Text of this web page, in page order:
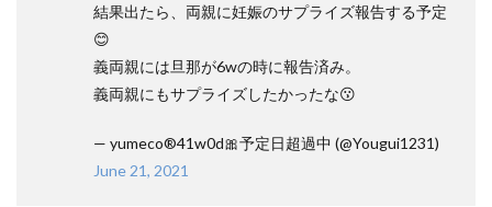
結果出たら、両親に妊娠のサプライズ報告する予定
😊
義両親には旦那が6wの時に報告済み。
義両親にもサプライズしたかったな😗
— yumeco®41w0d🎀予定日超過中 (@Yougui1231)
June 21, 2021